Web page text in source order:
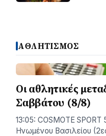
ΑΘΛΗΤΙΣΜΟΣ
Οι αθλητικές
Σαββάτου (8/8)
13:05: COSMOTE
Ηνωμένου Βασιλείου